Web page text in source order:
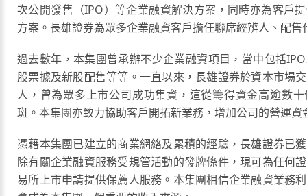
次公開發售（IPO）等企業融資解決方案，同時亦為客戶
方案。長雄證券為眾多企業融資客戶擔任聯席經辨人、配售
過去數年，本集團曾承辦不少企業融資項目，當中包括
股票據及新股配售等等。一直以來，長雄證券於資本市場
人，曾為眾多上市公司成功集資，這從籌得資金高逾數
斑。本集團亦致力協助客戶開拓新業務，增加公司的營運資
憑藉本集團已建立的商業網絡及累積的經驗，長雄證券已
除有關企業融資服務受規管活動的發牌條件，現可為任何
易所上市申請提供保薦人服務。本集團相信企業融資業務